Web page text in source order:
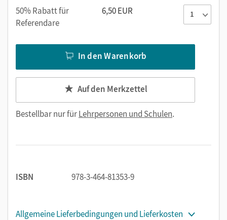
Überzeugen Sie sich selbst von den Materialien und lassen
Sie sich vom Jo-Jo Lesebuch begeistern.
50% Rabatt für
Referendare
6,50 EUR
In den Warenkorb
Auf den Merkzettel
Bestellbar nur fürLehrpersonen und Schulen.
ISBN 978-3-464-81353-9
Allgemeine Lieferbedingungen und Lieferkosten